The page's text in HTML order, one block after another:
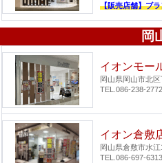
【販売店舗】ブ
岡
イオンモー
岡山県岡山市北
TEL.086-238-2772
イオン倉敷
岡山県倉敷市水
TEL.086-697-6313